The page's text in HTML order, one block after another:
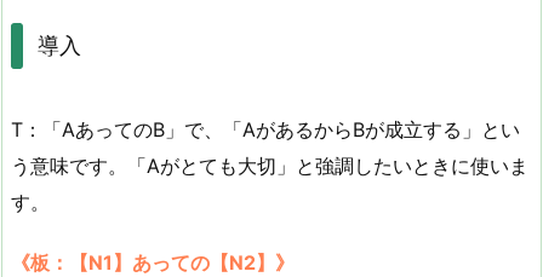
導入
T：「AあってのB」で、「AがあるからBが成立する」とい
う意味です。「Aがとても大切」と強調したいときに使いま
す。
《板：【N1】あっての【N2】》